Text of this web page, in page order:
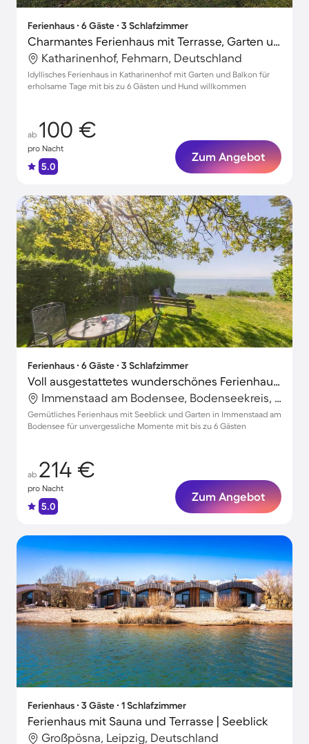
Ferienhaus ∙ 6 Gäste ∙ 3 Schlafzimmer
Charmantes Ferienhaus mit Terrasse, Garten und Grill | Hunde erlaubt
Katharinenhof, Fehmarn, Deutschland
Idyllisches Ferienhaus in Katharinenhof mit Garten und Balkon für
erholsame Tage mit bis zu 6 Gästen und Hund willkommen
ab 100 €
pro Nacht
5.0
Zum Angebot
Ferienhaus ∙ 6 Gäste ∙ 3 Schlafzimmer
Voll ausgestattetes wunderschönes Ferienhaus mit Terrasse, Garten und Grill | Seeblick | Haustiere sind willkommen
Immenstaad am Bodensee, Bodenseekreis, Deutschland
Gemütliches Ferienhaus mit Seeblick und Garten in Immenstaad am
Bodensee für unvergessliche Momente mit bis zu 6 Gästen
ab 214 €
pro Nacht
5.0
Zum Angebot
Ferienhaus ∙ 3 Gäste ∙ 1 Schlafzimmer
Ferienhaus mit Sauna und Terrasse | Seeblick
Großpösna, Leipzig, Deutschland